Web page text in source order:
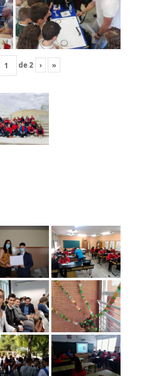
de2 › »